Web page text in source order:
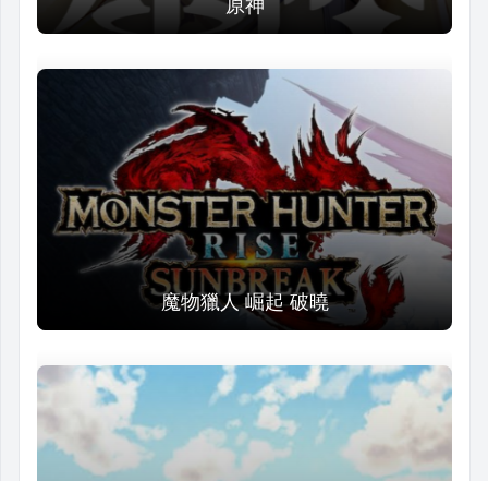
原神
魔物獵人 崛起 破曉